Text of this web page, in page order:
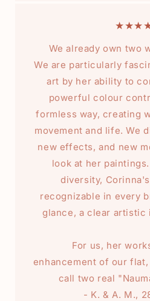
We already own two
We are particularly
art by her ability to
powerful colour
formless way, creating
movement and life. We
new effects, and new
look at her
diversity,
recognizable in every
glance, a clear artistic
For us, her
enhancement of our
call two real
- K. & A. M.,